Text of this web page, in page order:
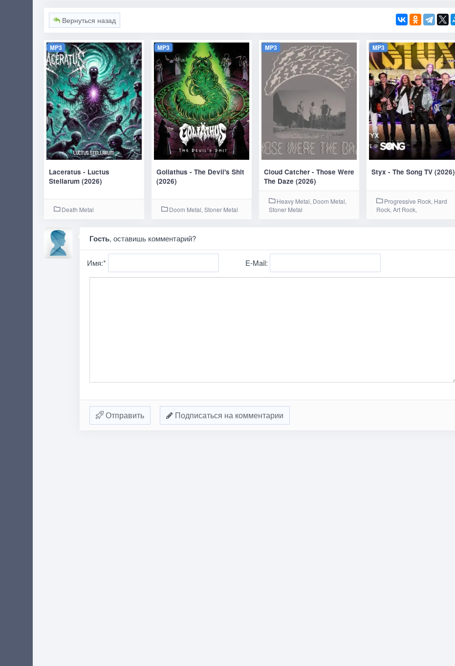
Вернуться назад
MP3
Laceratus - Luctus
Stellarum (2026)
Death Metal
MP3
Goliathus - The Devil's Shit
(2026)
Doom Metal, Stoner Metal
MP3
Cloud Catcher - Those Were
The Daze (2026)
Heavy Metal, Doom Metal,
Stoner Metal
MP3
Styx - The Song TV (2026)
Progressive Rock, Hard
Rock, Art Rock,
Гость, оставишь комментарий?
Имя:* E-Mail:
Отправить Подписаться на комментарии